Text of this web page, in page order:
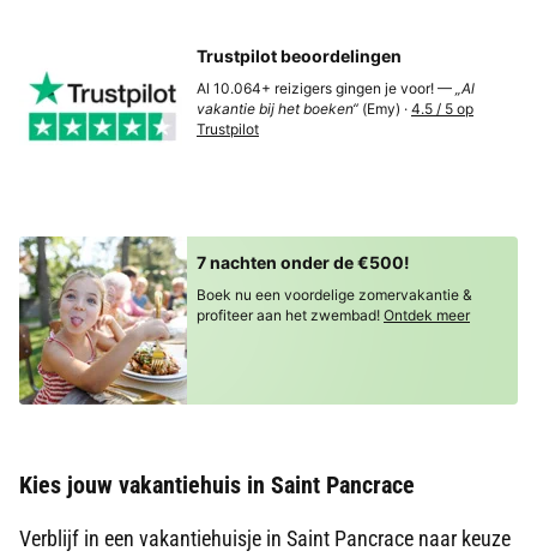
Trustpilot beoordelingen
Al 10.064+ reizigers gingen je voor! — „Al
vakantie bij het boeken“ (Emy) · 4.5 / 5 op
Trustpilot
7 nachten onder de €500!
Boek nu een voordelige zomervakantie &
profiteer aan het zwembad! Ontdek meer
Kies jouw vakantiehuis in Saint Pancrace
Verblijf in een vakantiehuisje in Saint Pancrace naar keuze